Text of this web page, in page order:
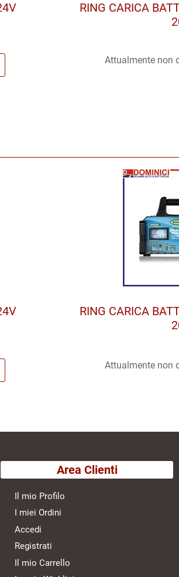
RING CARICA
Attualmente non
RING CARICA
Attualmente non
Area Clienti
Il mio Profilo
I miei Ordini
Accedi
Registrati
Il mio Carrello